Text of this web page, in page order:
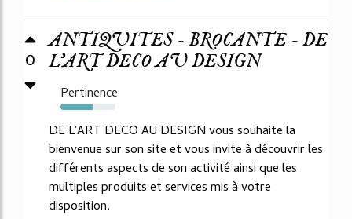
0
ANTIQUITES - BROCANTE - DE
L'ART DECO AU DESIGN
Pertinence
58%
DE L'ART DECO AU DESIGN vous souhaite la
bienvenue sur son site et vous invite à découvrir les
différents aspects de son activité ainsi que les
multiples produits et services mis à votre
disposition.